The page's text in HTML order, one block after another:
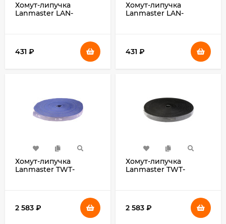
Хомут-липучка
Lanmaster LAN-
431 ₽
Хомут-липучка
Lanmaster LAN-
431 ₽
Хомут-липучка
Lanmaster TWT-
помещений синий
2 583 ₽
Хомут-липучка
Lanmaster TWT-
помещений черный
2 583 ₽